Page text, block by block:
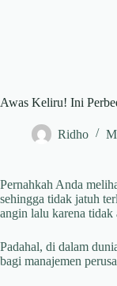
Awas Keliru! Ini
Ridho
Pernahkah Anda
sehingga tidak jatuh
angin lalu karena tidak
Padahal, di dalam
bagi manajemen